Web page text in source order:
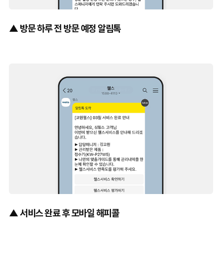
▲ 방문 하루 전 방문 예정 알림톡
▲ 서비스 완료 후 모바일 해피콜